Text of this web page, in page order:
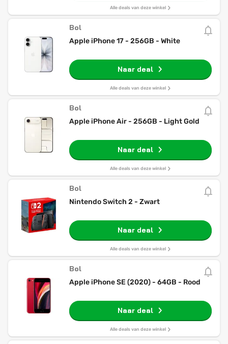
Alle deals van deze winkel
Bol
Apple iPhone 17 - 256GB - White
Naar deal
Alle deals van deze winkel
Bol
Apple iPhone Air - 256GB - Light Gold
Naar deal
Alle deals van deze winkel
Bol
Nintendo Switch 2 - Zwart
Naar deal
Alle deals van deze winkel
Bol
Apple iPhone SE (2020) - 64GB - Rood
Naar deal
Alle deals van deze winkel